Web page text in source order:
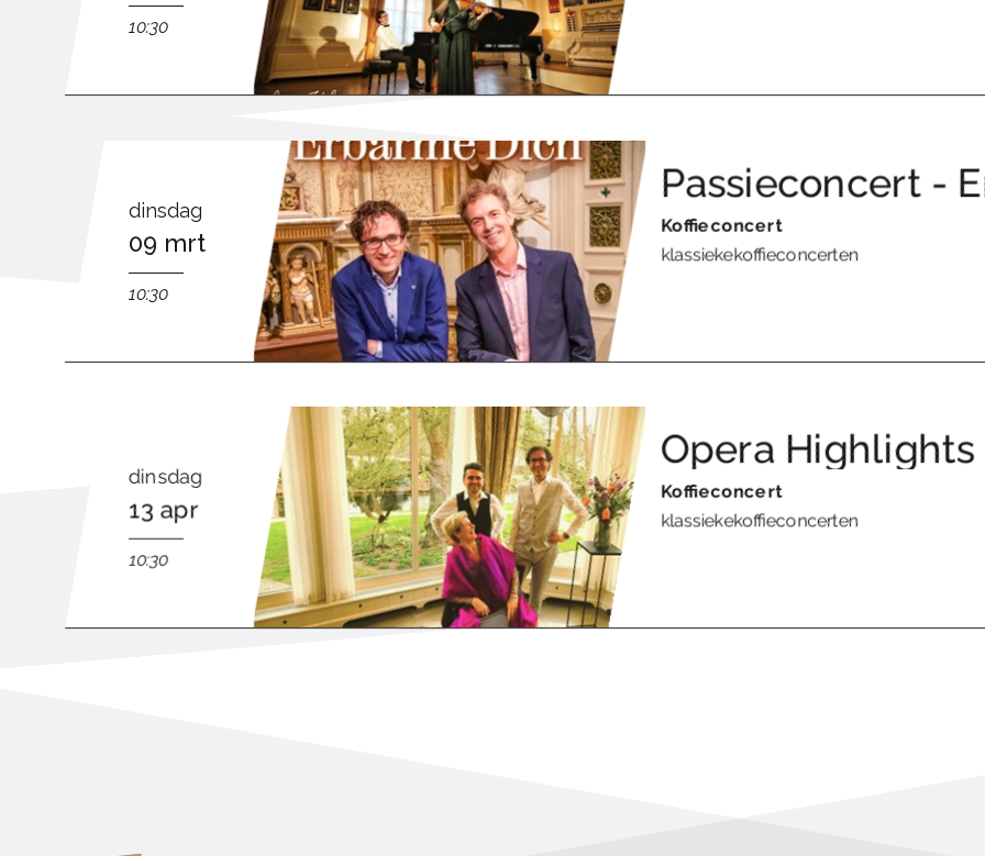
10:30
dinsdag
09 mrt
10:30
Passieconcert -
Koffieconcert
klassiekekoffieconcerten
dinsdag
13 apr
10:30
Opera Highlights
Koffieconcert
klassiekekoffieconcerten